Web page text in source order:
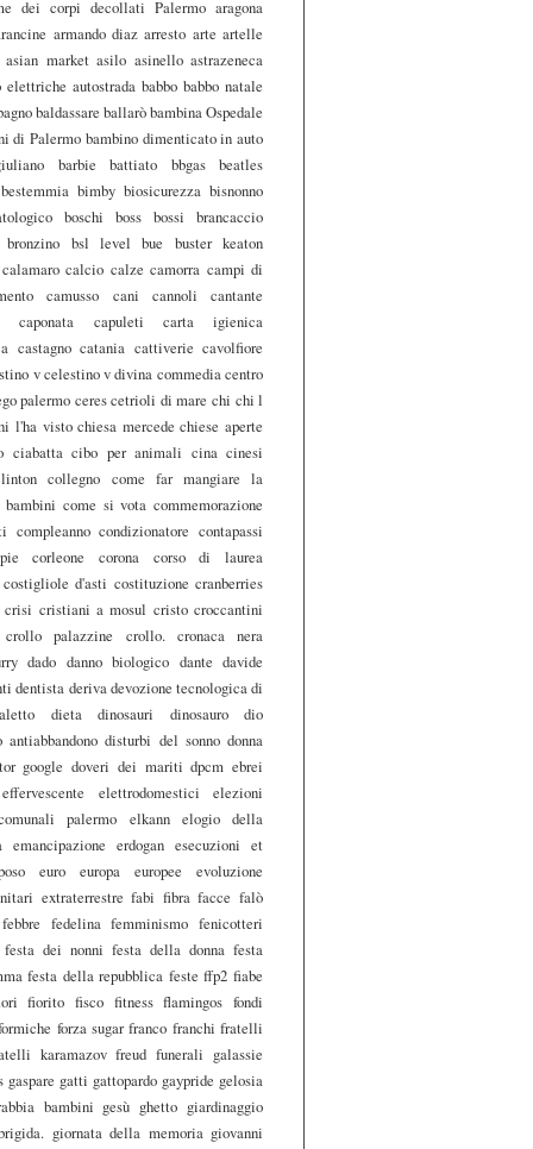
dei corpi decollati Palermo aragona
armando diaz arresto arte artelle
asian market asilo asinello astrazeneca
elettriche autostrada babbo babbo natale
baldassare ballaròbambina Ospedale
di Palermo bambino dimenticato in auto
barbie battiato bbgas
beatles
bestemmia bimby biosicurezza bisnonno
boschi boss bossi
brancaccio
bronzino bsl level bue
buster keaton
calamaro calcio calze camorra campi di
camusso cani cannoli
cantante
caponata
capuleti
carta igienica
castagno catania cattiverie cavolfiore
vcelestino v divina commediacentro
palermo cerescetrioli di mare chi chi l
l'ha visto chiesa mercede chiese aperte
ciabatta cibo per animali cina cinesi
collegno come far mangiare la
come si vota commemorazione
compleanno condizionatore contapassi
corleone corona
corso di laurea
costigliole d'asti costituzione cranberries
crisi cristiani a mosul cristo croccantini
crollo palazzine
crollo. cronaca nera
dado danno biologico dante davide
dentista derivadevozione tecnologicadi
dieta dinosauri dinosauro
dio
antiabbandono disturbi del sonno donna
google doveri dei mariti dpcm ebrei
effervescente
elettrodomestici
elezioni
palermo
elkann elogio della
emancipazione erdogan esecuzioni et
euro europa europee
evoluzione
extraterrestre fabi fibra facce falò
febbre fedelina femminismo fenicotteri
festa dei nonni festa della donna festa
festa della repubblica feste ffp2 fiabe
fiorito fisco fitness flamingos fondi
forza sugar franco franchi fratelli
karamazov freud funerali galassie
gaspare gatti gattopardo gaypride gelosia
bambini gesù ghetto giardinaggio
giornata della memoria giovanni